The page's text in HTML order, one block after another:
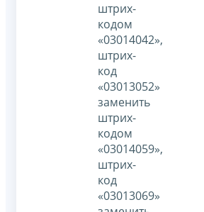
штрих-
кодом
«03014042»,
штрих-
код
«03013052»
заменить
штрих-
кодом
«03014059»,
штрих-
код
«03013069»